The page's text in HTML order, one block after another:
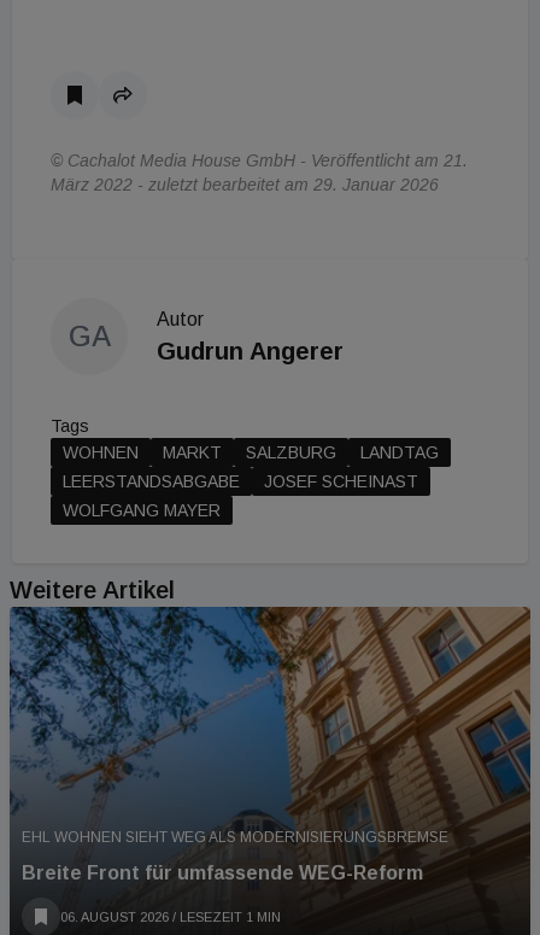
© Cachalot Media House GmbH - Veröffentlicht am 21.
März 2022 - zuletzt bearbeitet am 29. Januar 2026
GA
Autor
Gudrun Angerer
Tags
WOHNEN
MARKT SALZBURG
LANDTAG
LEERSTANDSABGABE
JOSEF SCHEINAST
WOLFGANG MAYER
Weitere Artikel
EHL WOHNEN SIEHT WEG ALS MODERNISIERUNGSBREMSE
Breite Front für umfassende WEG-Reform
06. AUGUST 2026 / LESEZEIT 1 MIN